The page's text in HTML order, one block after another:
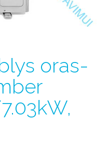
oras-